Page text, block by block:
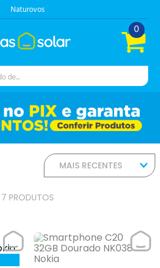
Naturovos
0
MAIS RECENTES
7 PRODUTOS